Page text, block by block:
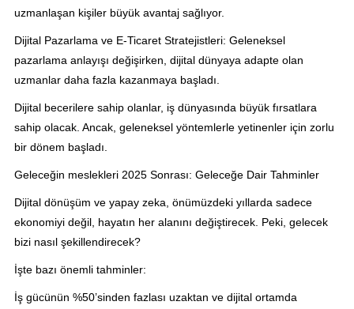
uzmanlaşan kişiler büyük avantaj sağlıyor.
Dijital Pazarlama ve E-Ticaret Stratejistleri: Geleneksel
pazarlama anlayışı değişirken, dijital dünyaya adapte olan
uzmanlar daha fazla kazanmaya başladı.
Dijital becerilere sahip olanlar, iş dünyasında büyük fırsatlara
sahip olacak. Ancak, geleneksel yöntemlerle yetinenler için zorlu
bir dönem başladı.
Geleceğin meslekleri 2025 Sonrası: Geleceğe Dair Tahminler
Dijital dönüşüm ve yapay zeka, önümüzdeki yıllarda sadece
ekonomiyi değil, hayatın her alanını değiştirecek. Peki, gelecek
bizi nasıl şekillendirecek?
İşte bazı önemli tahminler:
İş gücünün %50’sinden fazlası uzaktan ve dijital ortamda